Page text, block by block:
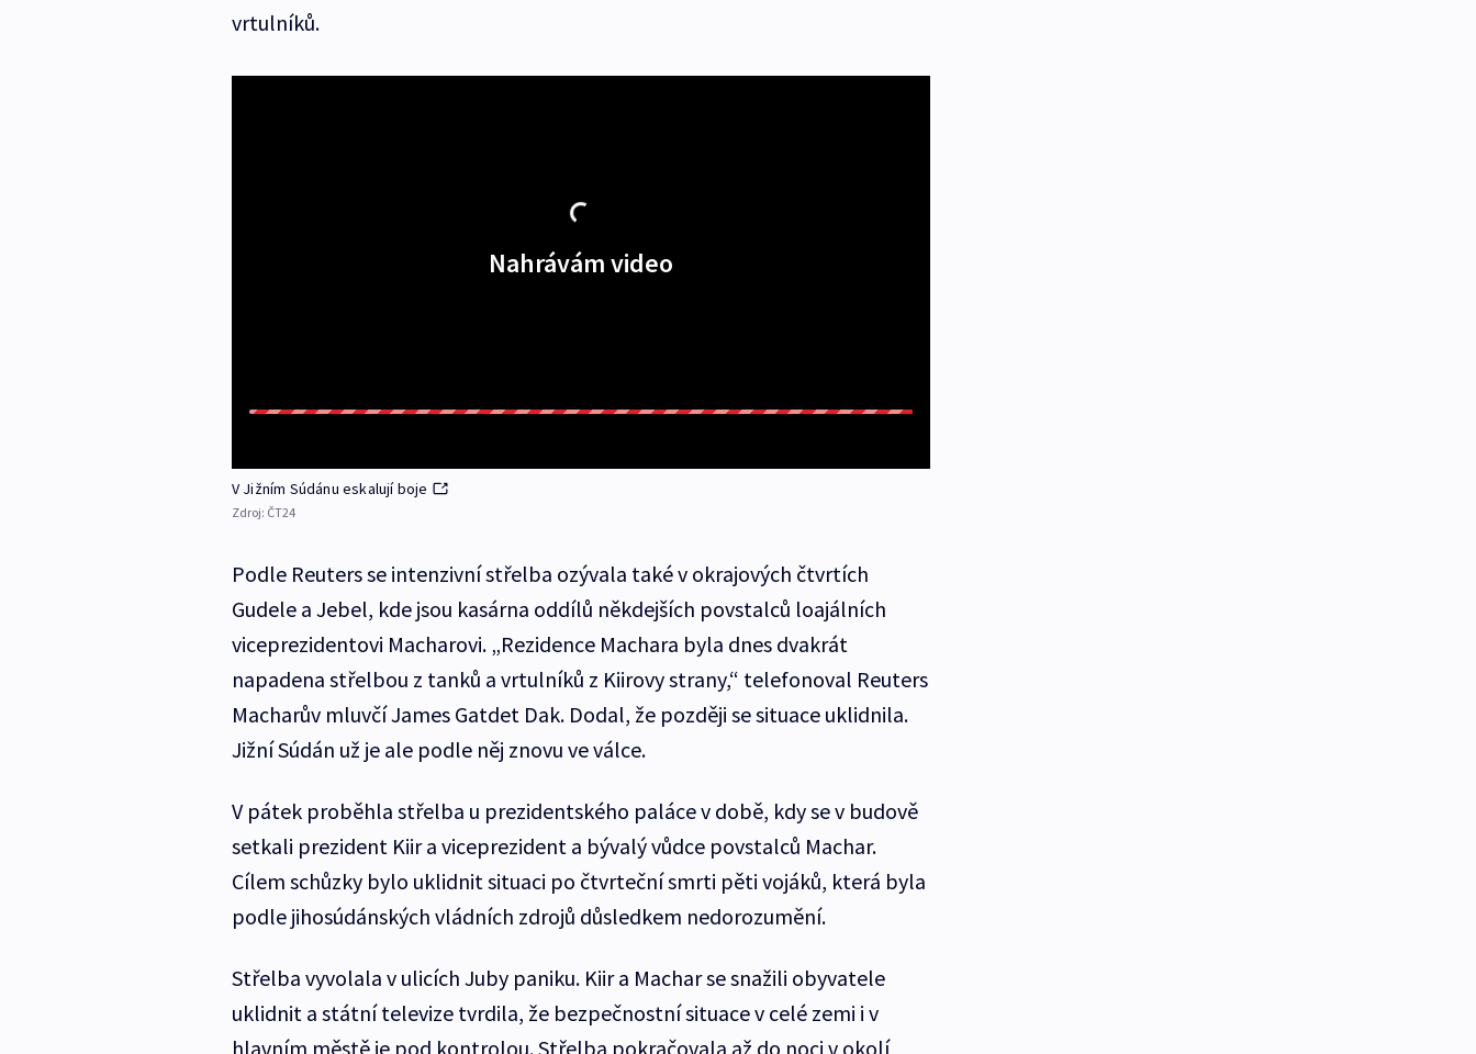
vrtulníků.
Nahrávám video
V Jižním Súdánu eskalují boje
Zdroj: ČT24
Podle Reuters se intenzivní střelba ozývala také v okrajových čtvrtích
Gudele a Jebel, kde jsou kasárna oddílů někdejších povstalců loajálních
viceprezidentovi Macharovi. „Rezidence Machara byla dnes dvakrát
napadena střelbou z tanků a vrtulníků z Kiirovy strany,“ telefonoval Reuters
Macharův mluvčí James Gatdet Dak. Dodal, že později se situace uklidnila.
Jižní Súdán už je ale podle něj znovu ve válce.
V pátek proběhla střelba u prezidentského paláce v době, kdy se v budově
setkali prezident Kiir a viceprezident a bývalý vůdce povstalců Machar.
Cílem schůzky bylo uklidnit situaci po čtvrteční smrti pěti vojáků, která byla
podle jihosúdánských vládních zdrojů důsledkem nedorozumění.
Střelba vyvolala v ulicích Juby paniku. Kiir a Machar se snažili obyvatele
uklidnit a státní televize tvrdila, že bezpečnostní situace v celé zemi i v
hlavním městě je pod kontrolou. Střelba pokračovala až do noci v okolí